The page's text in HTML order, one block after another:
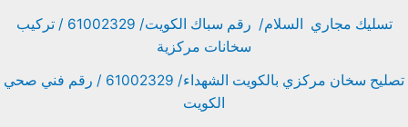
تسليك مجاري السلام/ رقم سباك الكويت/ 61002329 / تركيب
سخانات مركزية
تصليح سخان مركزي بالكويت الشهداء/ 61002329 / رقم فني صحي
الكويت